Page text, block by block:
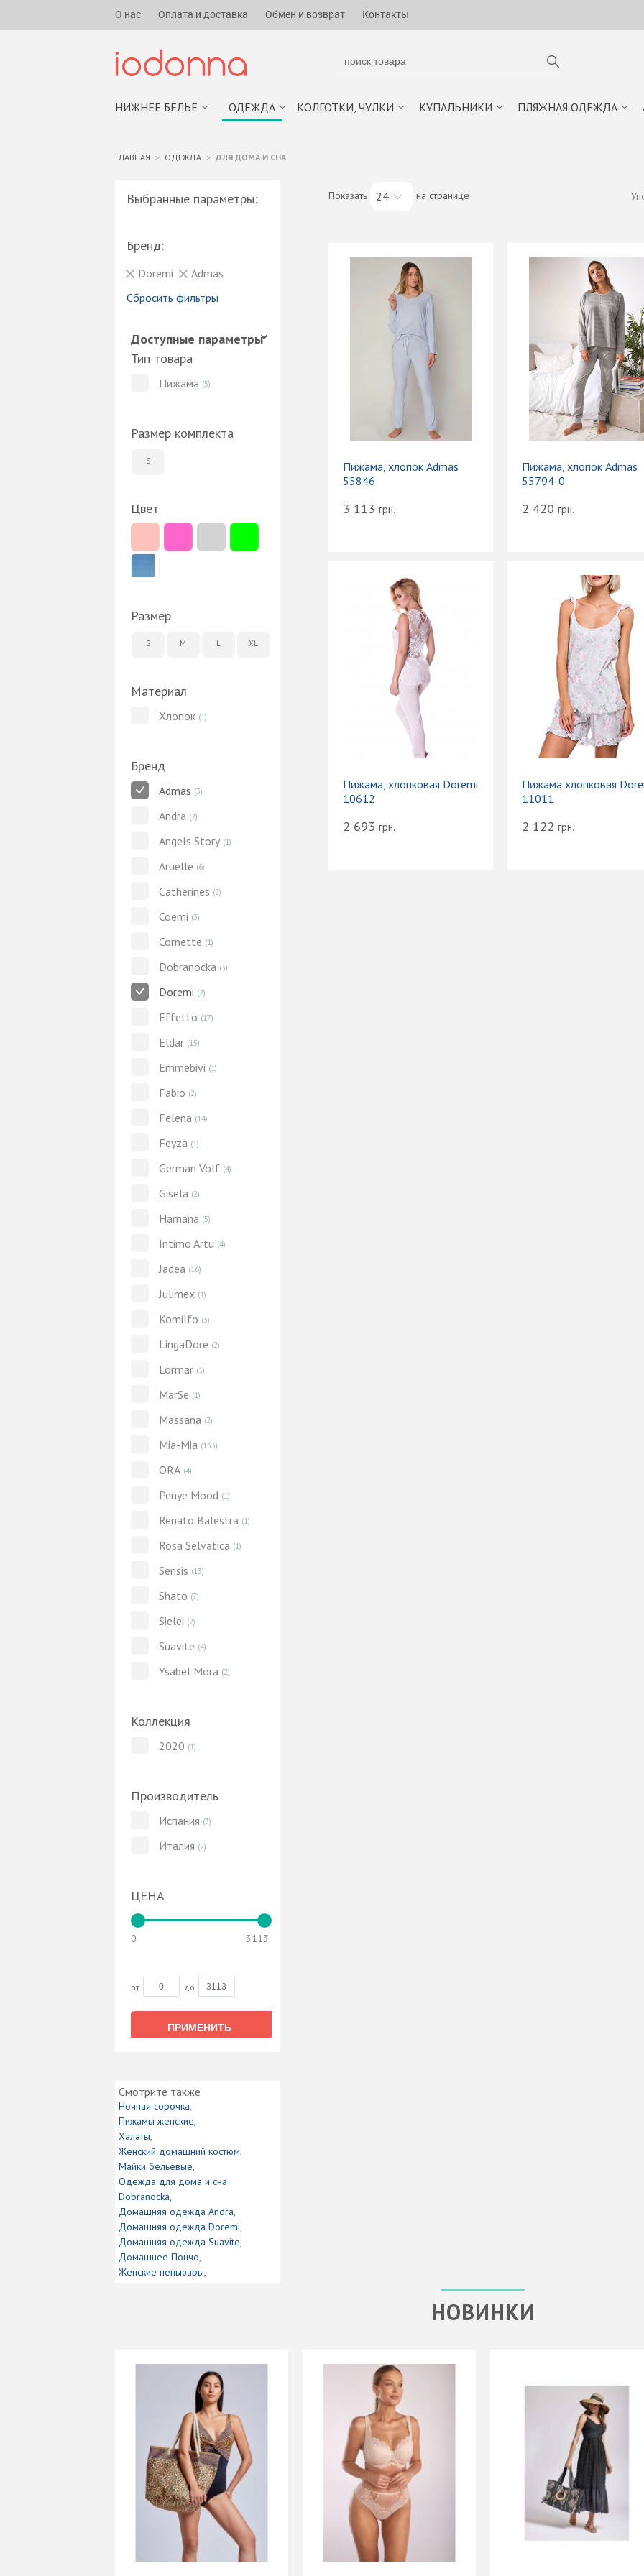
О нас Оплата и доставка Обмен и возврат Контакты
НИЖНЕЕ БЕЛЬЕ ОДЕЖДА КОЛГОТКИ, ЧУЛКИ КУПАЛЬНИКИ ПЛЯЖНАЯ ОДЕЖДА
ГЛАВНАЯ ОДЕЖДА ДЛЯ ДОМА И СНА
Показать 24 на странице
Пижама, хлопок Admas
55846
3 113 грн.
Пижама, хлопок Admas
55794-0
2 420 грн.
Пижама, хлопковая Doremi
10612
2 693 грн.
Пижама хлопковая
11011
2 122 грн.
Выбранные параметры:
Бренд:
Doremi
Admas
Сбросить фильтры
Доступные параметры
Тип товара
Пижама (5)
Размер комплекта
S
Цвет
Размер
S M L XL
Материал
Хлопок (1)
Бренд
Admas (3)
Andra (2)
Angels Story (1)
Aruelle (6)
Catherines (2)
Coemi (3)
Cornette (1)
Dobranocka (3)
Doremi (2)
Effetto (17)
Eldar (15)
Emmebivi (1)
Fabio (2)
Felena (14)
Feyza (1)
German Volf (4)
Gisela (2)
Hamana (5)
Intimo Artu (4)
Jadea (16)
Julimex (1)
Komilfo (3)
LingaDore (2)
Lormar (1)
MarSe (1)
Massana (2)
Mia-Mia (133)
ORA (4)
Penye Mood (1)
Renato Balestra (1)
Rosa Selvatica (1)
Sensis (13)
Shato (7)
Sielei (2)
Suavite (4)
Ysabel Mora (2)
Коллекция
2020 (1)
Производитель
Испания (3)
Италия (2)
ЦЕНА
0 3113
от до
ПРИМЕНИТЬ
Смотрите также
Ночная сорочка
Пижамы женские
Халаты
Женский домашний костюм
Майки бельевые
Одежда для дома и сна
Dobranocka
Домашняя одежда Andra
Домашняя одежда Doremi
Домашняя одежда Suavite
Домашнее Пончо
Женские пеньюары
НОВИНКИ